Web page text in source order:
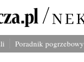
Poradnik pogrzebowy